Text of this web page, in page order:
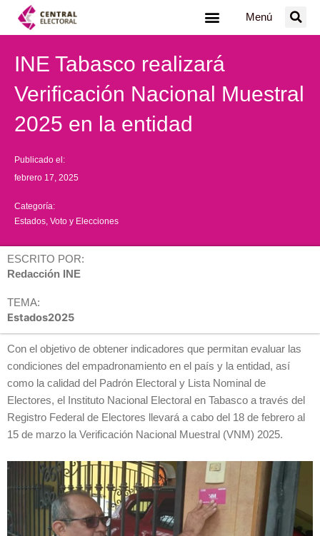
Menú
INE Tabasco realizará
Verificación Nacional Muestral
2025 en la entidad
Publicado el:
febrero 17, 2025
Categoría:
Estados Voto y Elecciones
ESCRITO POR:
Redacción INE
TEMA:
Estados2025
Con el objetivo de obtener indicadores que permitan evaluar las
condiciones del empadronamiento en el país y la entidad, así
como la calidad del Padrón Electoral y Lista Nominal de
Electores, el Instituto Nacional Electoral en Tabasco a través del
Registro Federal de Electores llevará a cabo del 18 de febrero al
15 de marzo la Verificación Nacional Muestral (VNM) 2025.